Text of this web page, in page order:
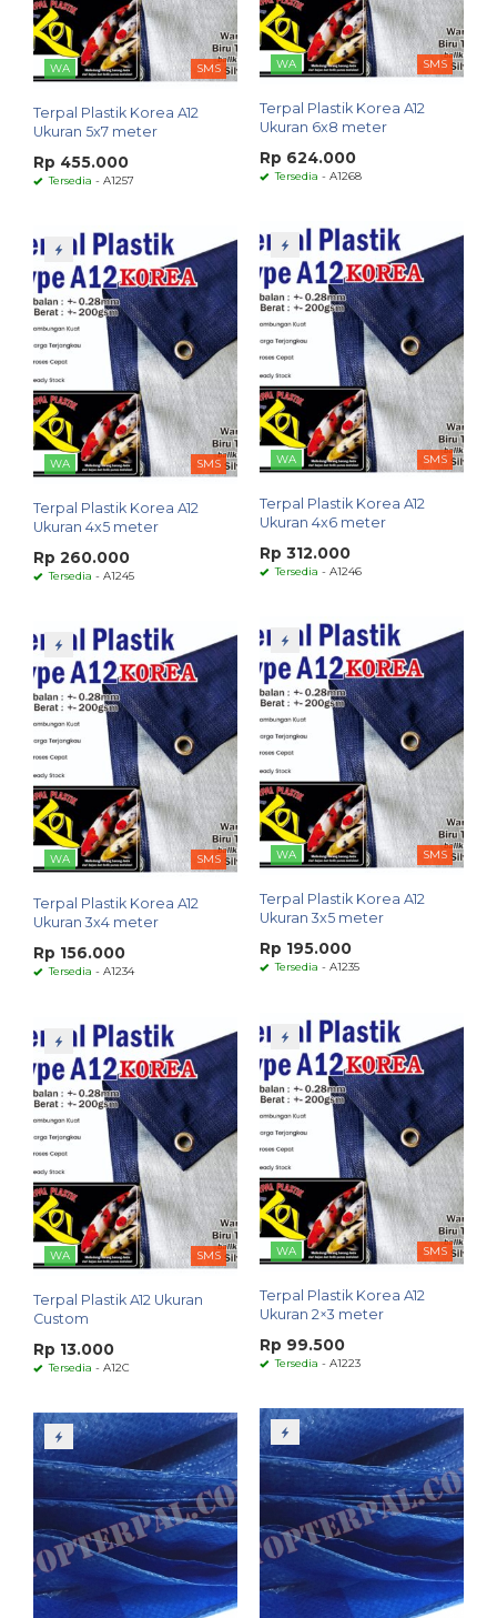
WA SMS
Terpal Plastik Korea A12
Ukuran 6x8 meter
Rp 624.000
Tersedia - A1268
WA SMS
Terpal Plastik Korea A12
Ukuran 5x7 meter
Rp 455.000
Tersedia - A1257
WA SMS
Terpal Plastik Korea A12
Ukuran 4x6 meter
Rp 312.000
Tersedia - A1246
WA SMS
Terpal Plastik Korea A12
Ukuran 4x5 meter
Rp 260.000
Tersedia - A1245
WA SMS
Terpal Plastik Korea A12
Ukuran 3x5 meter
Rp 195.000
Tersedia - A1235
WA SMS
Terpal Plastik Korea A12
Ukuran 3x4 meter
Rp 156.000
Tersedia - A1234
WA SMS
Terpal Plastik Korea A12
Ukuran 2×3 meter
Rp 99.500
Tersedia - A1223
WA SMS
Terpal Plastik A12 Ukuran
Custom
Rp 13.000
Tersedia - A12C